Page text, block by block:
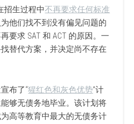
招生过程中不再要求任何标准
他们找不到没有偏见问题的
要求 SAT 和 ACT 的原因。一
替代方案，并决定尚不存在
布了“猩红色和灰色优势”计
够无债务地毕业。该计划将
高等教育中最大的无债务计